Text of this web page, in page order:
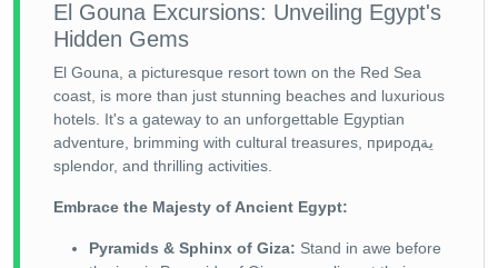
El Gouna Excursions: Unveiling Egypt's
Hidden Gems
El Gouna, a picturesque resort town on the Red Sea
coast, is more than just stunning beaches and luxurious
hotels. It's a gateway to an unforgettable Egyptian
adventure, brimming with cultural treasures, природية
splendor, and thrilling activities.
Embrace the Majesty of Ancient Egypt:
Pyramids & Sphinx of Giza: Stand in awe before